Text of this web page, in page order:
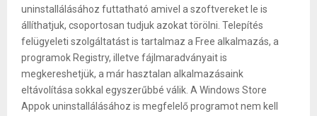
uninstallálásához futtatható amivel a szoftvereket le is
állíthatjuk, csoportosan tudjuk azokat törölni. Telepítés
felügyeleti szolgáltatást is tartalmaz a Free alkalmazás, a
programok Registry, illetve fájlmaradványait is
megkereshetjük, a már hasztalan alkalmazásaink
eltávolítása sokkal egyszerűbbé válik. A Windows Store
Appok uninstallálásához is megfelelő programot nem kell